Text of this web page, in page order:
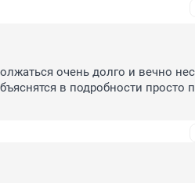
очень долго и вечно
в подробности просто